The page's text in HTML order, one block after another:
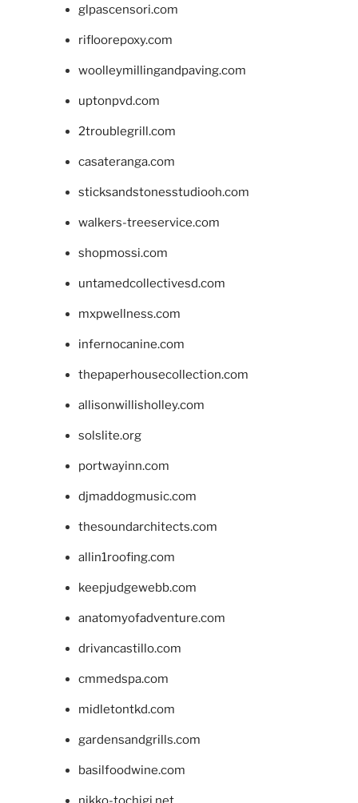
glpascensori.com
rifloorepoxy.com
woolleymillingandpaving.com
uptonpvd.com
2troublegrill.com
casateranga.com
sticksandstonesstudiooh.com
walkers-treeservice.com
shopmossi.com
untamedcollectivesd.com
mxpwellness.com
infernocanine.com
thepaperhousecollection.com
allisonwillisholley.com
solslite.org
portwayinn.com
djmaddogmusic.com
thesoundarchitects.com
allin1roofing.com
keepjudgewebb.com
anatomyofadventure.com
drivancastillo.com
cmmedspa.com
midletontkd.com
gardensandgrills.com
basilfoodwine.com